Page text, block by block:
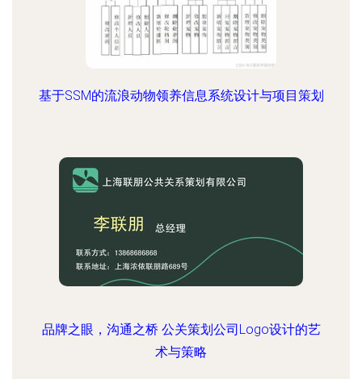
基于SSM的流浪动物领养信息系统设计与项目策划
品牌之眼，沟通之桥 公关策划公司Logo设计的艺
术与策略